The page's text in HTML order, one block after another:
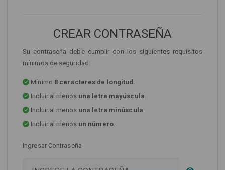
CREAR CONTRASEÑA
Su contraseña debe cumplir con los siguientes requisitos
mínimos de seguridad:
Mínimo 8 caracteres de longitud.
Incluir al menos una letra mayúscula.
Incluir al menos una letra minúscula.
Incluir al menos un número.
Ingresar Contraseña